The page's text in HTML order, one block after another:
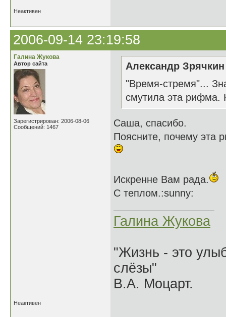
Неактивен
2006-09-14 23:19:58
Галина Жукова
Автор сайта
Зарегистрирован: 2006-08-06
Сообщений: 1467
Александр
"Время-стремя"...
смутила эта рифма.
Саша, спасибо.
Поясните, почему эта
Искренне Вам рада.
С теплом.:sunny:
Галина Жукова
"Жизнь - это
слёзы"
В.А. Моцарт.
Неактивен